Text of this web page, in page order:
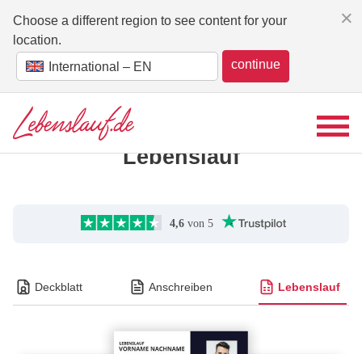
Choose a different region to see content for your
location.
International – EN
continue
×
Erstelle in Minuten
deinen überzeugenden
Lebenslauf
Deckblatt Anschreiben Lebenslauf